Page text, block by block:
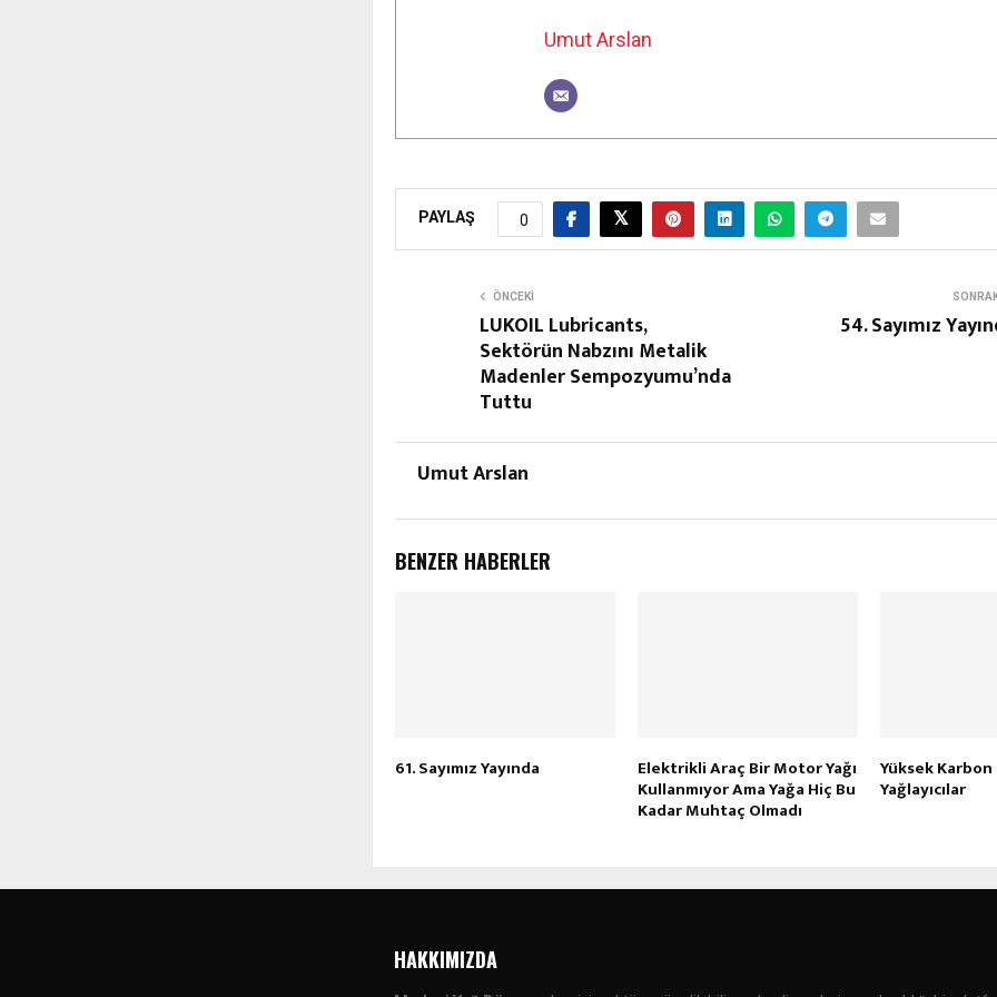
Umut Arslan
PAYLAŞ 0
ÖNCEKI
LUKOIL Lubricants,
Sektörün Nabzını Metalik
Madenler Sempozyumu’nda
Tuttu
54. Sayımız
Umut Arslan
BENZER HABERLER
61. Sayımız Yayında Elektrikli Araç Bir Motor Yağı
Kullanmıyor Ama Yağa Hiç Bu
Kadar Muhtaç Olmadı
Yüksek Karbon
Yağlayıcılar
HAKKIMIZDA